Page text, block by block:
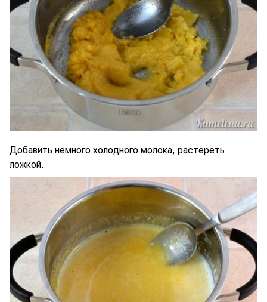
Добавить немного холодного молока, растереть
ложкой.